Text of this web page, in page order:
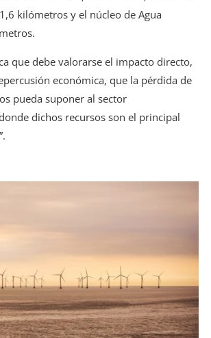
kilómetros y el núcleo de Agua
que debe valorarse el impacto directo,
económica, que la pérdida de
pueda suponer al sector
dichos recursos son el principal